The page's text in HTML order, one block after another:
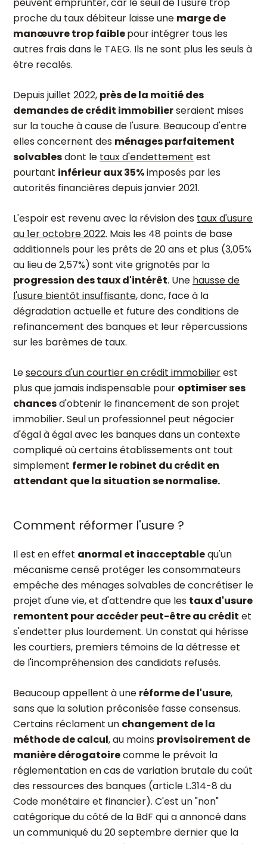
proche du taux débiteur laisse une marge de
manœuvre trop faiblepour intégrer tous les
autres frais dans le TAEG. Ils ne sont plus les seuls à
être recalés.
Depuis juillet 2022, près de la moitié des
demandes de crédit immobilierseraient mises
sur la touche à cause de l'usure. Beaucoup d'entre
elles concernent des ménages parfaitement
solvablesdont le taux d'endettement est
pourtant inférieur aux 35%imposés par les
autorités financières depuis janvier 2021.
L'espoir est revenu avec la révisiondes taux d'usure
au 1er octobre 2022. Mais les 48 points de base
additionnels pour les prêts de 20 ans et plus (3,05%
au lieu de 2,57%) sont vite grignotés par la
progression des taux d'intérêt. Une hausse de
l'usure bientôt insuffisante, donc, face à la
dégradation actuelle et future des conditions de
refinancement des banques et leur répercussions
sur les barèmes de taux.
Lesecours d'un courtier en crédit immobilierest
plus que jamais indispensable pour optimiser ses
chancesd'obtenir le financement de son projet
immobilier. Seul un professionnel peut négocier
d'égal à égal avec les banques dans un contexte
compliqué où certains établissements ont tout
simplement fermer le robinet du crédit en
attendant que la situation se normalise.
Comment réformer l'usure ?
Il est en effet anormal et inacceptablequ'un
mécanisme censé protéger les consommateurs
empêche des ménages solvables de concrétiser le
projet d'une vie, et d'attendre que les taux d'usure
remontent pour accéder peut-être au crédit et
s'endetter plus lourdement. Un constat qui hérisse
les courtiers, premiers témoins de la détresse et
de l'incompréhension des candidats refusés.
Beaucoup appellent à une réforme de l'usure,
sans que la solution préconisée fasse consensus.
Certains réclament un changement de la
méthode de calcul, au moins provisoirement de
manière dérogatoirecomme le prévoit la
réglementation en cas de variation brutale du coût
des ressources des banques (article L.314-8 du
Code monétaire et financier). C'est un "non"
catégorique du côté de la BdF qui a annoncé dans
un communiqué du 20 septembre dernier que la